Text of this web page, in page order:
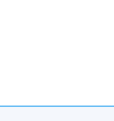
成效：